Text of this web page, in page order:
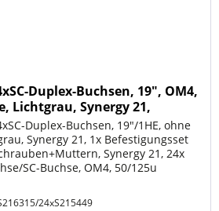
Duplex-Buchsen, 19", OM4,
Lichtgrau, Synergy 21,
Duplex-Buchsen, 19"/1HE, ohne
Synergy 21, 1x Befestigungsset
Synergy 21, 24x
SC-Buchse, OM4, 50/125u
24xS215449